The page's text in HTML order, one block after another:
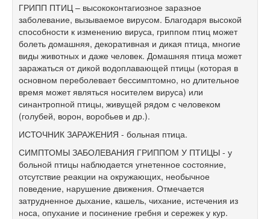
ГРИПП ПТИЦ – высококонтагиозное заразное
заболевание, вызываемое вирусом. Благодаря высокой
способности к изменению вируса, гриппом птиц может
болеть домашняя, декоративная и дикая птица, многие
виды животных и даже человек. Домашняя птица может
заражаться от дикой водоплавающей птицы (которая в
основном переболевает бессимптомно, но длительное
время может являться носителем вируса) или
синантропной птицы, живущей рядом с человеком
(голубей, ворон, воробьев и др.).
ИСТОЧНИК ЗАРАЖЕНИЯ - больная птица.
СИМПТОМЫ ЗАБОЛЕВАНИЯ ГРИППОМ У ПТИЦЫ - у
больной птицы наблюдается угнетенное состояние,
отсутствие реакции на окружающих, необычное
поведение, нарушение движения. Отмечается
затрудненное дыхание, кашель, чихание, истечения из
носа, опухание и посинение гребня и сережек у кур.